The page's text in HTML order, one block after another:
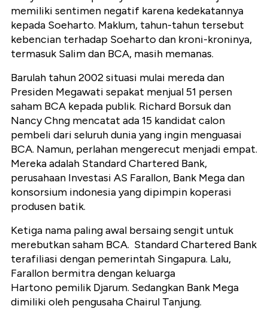
memiliki sentimen negatif karena kedekatannya
kepada Soeharto. Maklum, tahun-tahun tersebut
kebencian terhadap Soeharto dan kroni-kroninya,
termasuk Salim dan BCA, masih memanas.
Barulah tahun 2002 situasi mulai mereda dan
Presiden Megawati sepakat menjual 51 persen
saham BCA kepada publik. Richard Borsuk dan
Nancy Chng mencatat ada 15 kandidat calon
pembeli dari seluruh dunia yang ingin menguasai
BCA. Namun, perlahan mengerecut menjadi empat.
Mereka adalah Standard Chartered Bank,
perusahaan Investasi AS Farallon, Bank Mega dan
konsorsium indonesia yang dipimpin koperasi
produsen batik.
Ketiga nama paling awal bersaing sengit untuk
merebutkan saham BCA. Standard Chartered Bank
terafiliasi dengan pemerintah Singapura. Lalu,
Farallon bermitra dengan keluarga
Hartono pemilik Djarum. Sedangkan Bank Mega
dimiliki oleh pengusaha Chairul Tanjung.